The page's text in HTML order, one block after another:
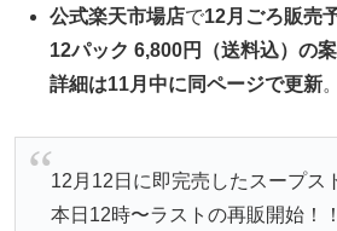
公式楽天市場店で12月ごろ販売
12パック 6,800円（送料込）の案
詳細は11月中に同ページで更新。
12月12日に即完売したスープス
本日12時〜ラストの再販開始！！